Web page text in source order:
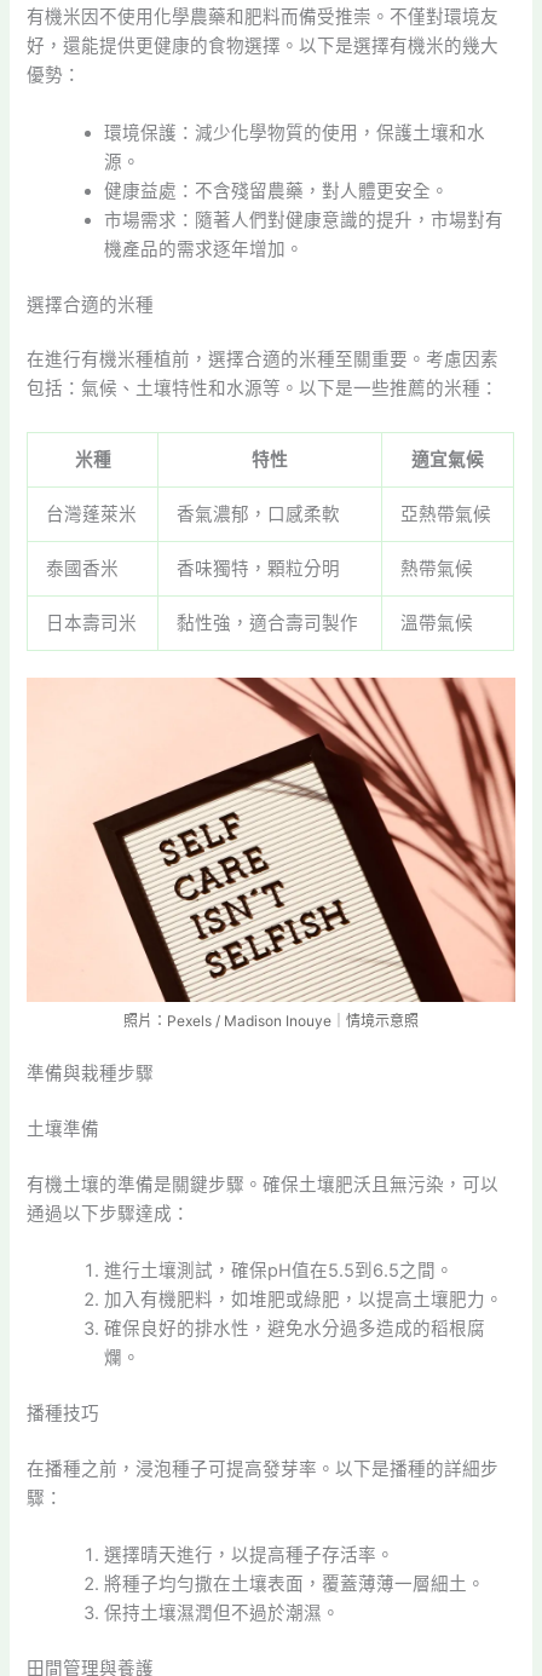
有機米因不使用化學農藥和肥料而備受推崇。不僅對環境友
好，還能提供更健康的食物選擇。以下是選擇有機米的幾大
優勢：
環境保護：減少化學物質的使用，保護土壤和水
源。
健康益處：不含殘留農藥，對人體更安全。
市場需求：隨著人們對健康意識的提升，市場對有
機產品的需求逐年增加。
選擇合適的米種
在進行有機米種植前，選擇合適的米種至關重要。考慮因素
包括：氣候、土壤特性和水源等。以下是一些推薦的米種：
米種 特性 適宜氣候
台灣蓬萊米 香氣濃郁，口感柔軟 亞熱帶氣候
泰國香米 香味獨特，顆粒分明 熱帶氣候
日本壽司米 黏性強，適合壽司製作 溫帶氣候
照片：Pexels / Madison Inouye｜情境示意照
準備與栽種步驟
土壤準備
有機土壤的準備是關鍵步驟。確保土壤肥沃且無污染，可以
通過以下步驟達成：
進行土壤測試，確保pH值在5.5到6.5之間。
加入有機肥料，如堆肥或綠肥，以提高土壤肥力。
確保良好的排水性，避免水分過多造成的稻根腐
爛。
播種技巧
在播種之前，浸泡種子可提高發芽率。以下是播種的詳細步
驟：
選擇晴天進行，以提高種子存活率。
將種子均勻撒在土壤表面，覆蓋薄薄一層細土。
保持土壤濕潤但不過於潮濕。
田間管理與養護